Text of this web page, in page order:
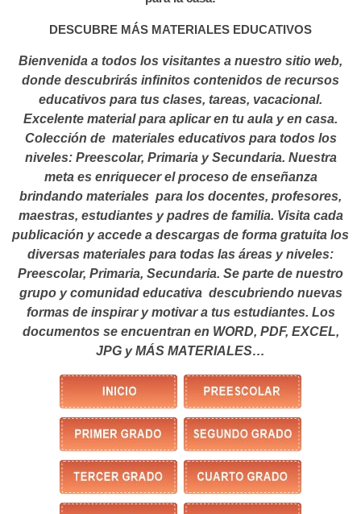
DESCUBRE MÁS MATERIALES EDUCATIVOS
Bienvenida a todos los visitantes a nuestro sitio web,
donde descubrirás infinitos contenidos de recursos
educativos para tus clases, tareas, vacacional.
Excelente material para aplicar en tu aula y en casa.
Colección de materiales educativos para todos los
niveles: Preescolar, Primaria y Secundaria. Nuestra
meta es enriquecer el proceso de enseñanza
brindando materiales para los docentes, profesores,
maestras, estudiantes y padres de familia. Visita cada
publicación y accede a descargas de forma gratuita los
diversas materiales para todas las áreas y niveles:
Preescolar, Primaria, Secundaria. Se parte de nuestro
grupo y comunidad educativa descubriendo nuevas
formas de inspirar y motivar a tus estudiantes. Los
documentos se encuentran en WORD, PDF, EXCEL,
JPG y MÁS MATERIALES…